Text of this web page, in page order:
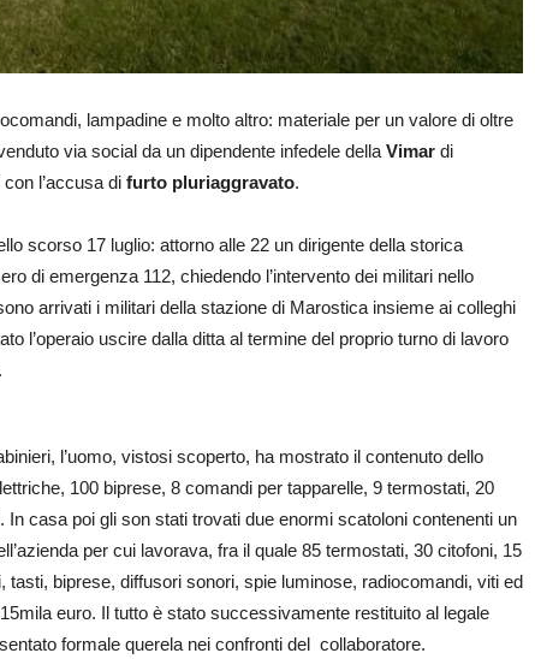
lampadine e molto altro: materiale per un valore di oltre
via social da un dipendente infedele della Vimar di
con l’accusa di furto pluriaggravato.
scorso 17 luglio: attorno alle 22 un dirigente della storica
di emergenza 112, chiedendo l’intervento dei militari nello
arrivati i militari della stazione di Marostica insieme ai colleghi
l’operaio uscire dalla ditta al termine del proprio turno di lavoro
l’uomo, vistosi scoperto, ha mostrato il contenuto dello
100 biprese, 8 comandi per tapparelle, 9 termostati, 20
In casa poi gli son stati trovati due enormi scatoloni contenenti un
per cui lavorava, fra il quale 85 termostati, 30 citofoni, 15
tasti, biprese, diffusori sonori, spie luminose, radiocomandi, viti ed
euro. Il tutto è stato successivamente restituito al legale
formale querela nei confronti del collaboratore.